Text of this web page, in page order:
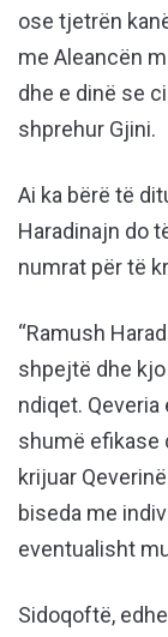
ose tjetrën
me Aleancën
dhe e dinë se
shprehur Gjini.
Ai ka bërë të
Haradinajn do
numrat për të
“Ramush
shpejtë dhe
ndiqet.
shumë efikase
krijuar
biseda me
eventualisht
Sidoqoftë,